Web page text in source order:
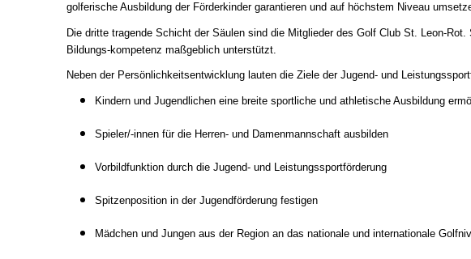
golferische Ausbildung der Förderkinder garantieren und auf höchstem Niveau
Die dritte tragende Schicht der Säulen sind die Mitglieder des Golf Club St. Leon-
Bildungs-kompetenz maßgeblich unterstützt.
Neben der Persönlichkeitsentwicklung lauten die Ziele der Jugend- und
Kindern und Jugendlichen eine breite sportliche und athletische Ausbildung
Spieler/-innen für die Herren- und Damenmannschaft ausbilden
Vorbildfunktion durch die Jugend- und Leistungssportförderung
Spitzenposition in der Jugendförderung festigen
Mädchen und Jungen aus der Region an das nationale und internationale